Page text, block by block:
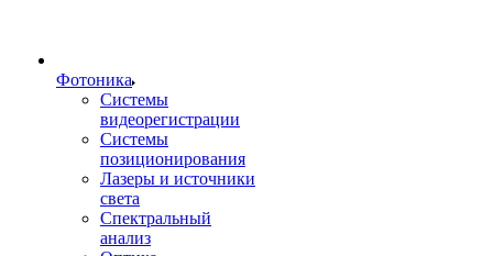
Фотоника
Cистемы
видеорегистрации
Системы
позиционирования
Лазеры и источники
света
Спектральный
анализ